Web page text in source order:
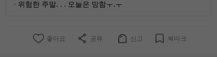
· 위험한 주말. . . 오늘은 망함ㅜ.ㅜ
좋아요 공유 신고 북마크